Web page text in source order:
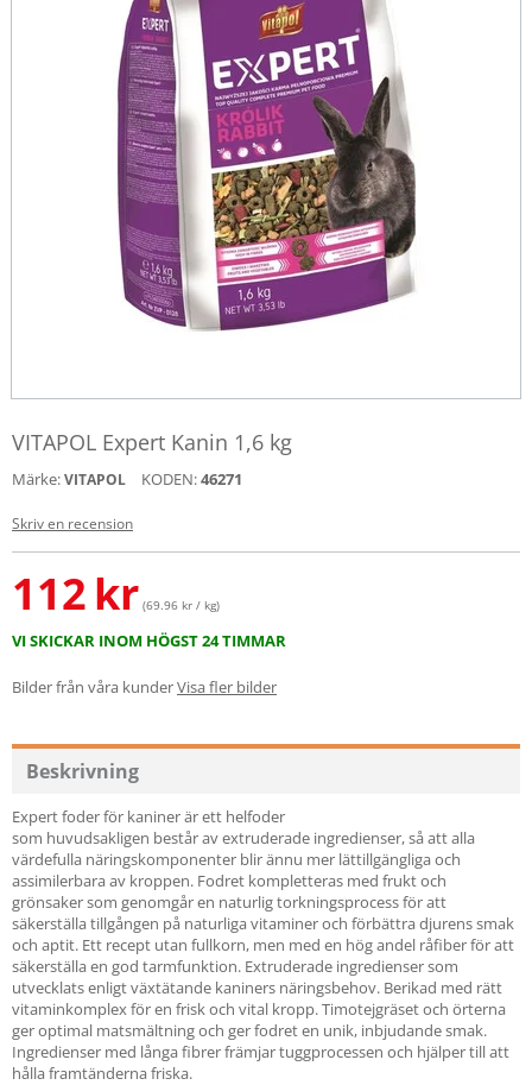
VITAPOL Expert Kanin 1,6 kg
Märke:VITAPOL KODEN:46271
Skriv en recension
112kr (69.96 kr / kg)
VI SKICKAR INOM HÖGST 24 TIMMAR
Bilder från våra kunderVisa fler bilder
Beskrivning
Expert foder för kaniner är ett helfoder
som huvudsakligen består av extruderade ingredienser, så att alla
värdefulla näringskomponenter blir ännu mer lättillgängliga och
assimilerbara av kroppen. Fodret kompletteras med frukt och
grönsaker som genomgår en naturlig torkningsprocess för att
säkerställa tillgången på naturliga vitaminer och förbättra djurens smak
och aptit. Ett recept utan fullkorn, men med en hög andel råfiber för att
säkerställa en god tarmfunktion. Extruderade ingredienser som
utvecklats enligt växtätande kaniners näringsbehov. Berikad med rätt
vitaminkomplex för en frisk och vital kropp. Timotejgräset och örterna
ger optimal matsmältning och ger fodret en unik, inbjudande smak.
Ingredienser med långa fibrer främjar tuggprocessen och hjälper till att
hålla framtänderna friska.